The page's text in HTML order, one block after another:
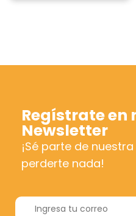
Regístrate en
Newsletter
¡Sé parte de
perderte nada!